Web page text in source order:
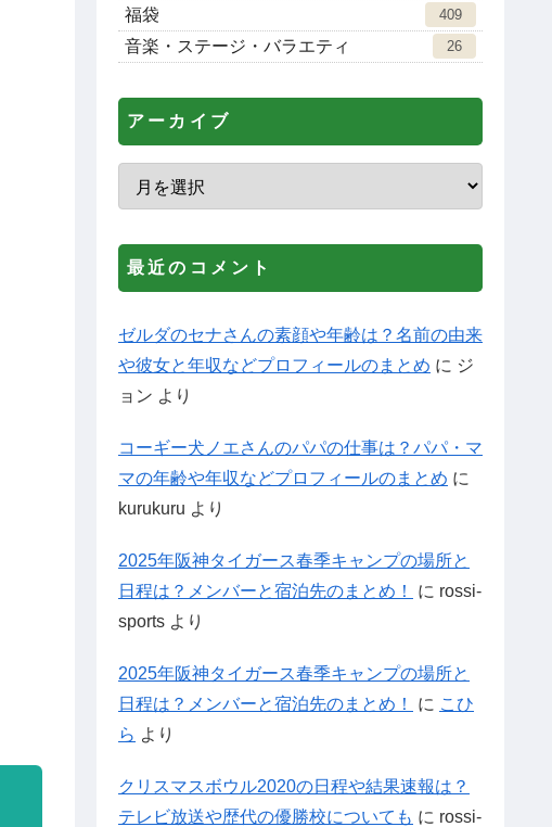
福袋 409
音楽・ステージ・バラエティ 26
アーカイブ
最近のコメント
ゼルダのセナさんの素顔や年齢は？名前の由来
や彼女と年収などプロフィールのまとめ に ジ
ョン より
コーギー犬ノエさんのパパの仕事は？パパ・マ
マの年齢や年収などプロフィールのまとめ に
kurukuru より
2025年阪神タイガース春季キャンプの場所と
日程は？メンバーと宿泊先のまとめ！
に rossi-
sports より
2025年阪神タイガース春季キャンプの場所と
日程は？メンバーと宿泊先のまとめ！
に こひ
ら より
クリスマスボウル2020の日程や結果速報は？
テレビ放送や歴代の優勝校についても に rossi-